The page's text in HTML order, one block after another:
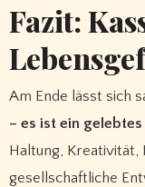
Fazit:
Am Ende lässt sich
– es ist ein
Haltung, Kreativität,
gesellschaftliche